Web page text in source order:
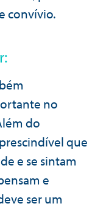
convívio.
no
do
que
e se sintam
e
ser um